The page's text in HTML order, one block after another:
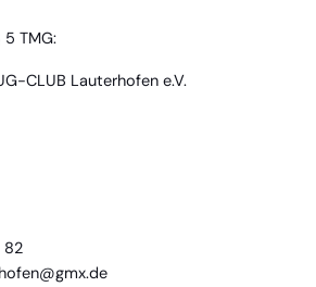
TMG:
CLUB Lauterhofen e.V.
82